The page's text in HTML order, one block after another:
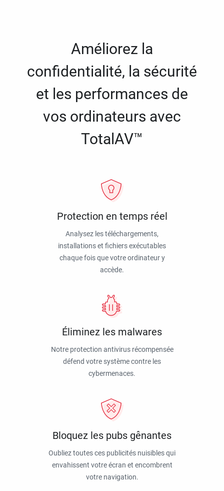
Améliorez la
confidentialité, la sécurité
et les performances de
vos ordinateurs avec
TotalAV™
Protection en temps réel
Analysez les téléchargements,
installations et fichiers exécutables
chaque fois que votre ordinateur y
accède.
Éliminez les malwares
Notre protection antivirus récompensée
défend votre système contre les
cybermenaces.
Bloquez les pubs gênantes
Oubliez toutes ces publicités nuisibles qui
envahissent votre écran et encombrent
votre navigation.